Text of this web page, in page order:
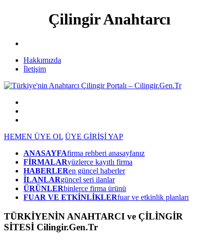
Çilingir Anahtarcı
Hakkımızda
İletişim
HEMEN ÜYE OL ÜYE GİRİŞİ YAP
ANASAYFAfirma rehberi anasayfanız
FİRMALARyüzlerce kayıtlı firma
HABERLERen güncel haberler
İLANLARgüncel seri ilanlar
ÜRÜNLERbinlerce firma ürünü
FUAR VE ETKİNLİKLERfuar ve etkinlik planları
TÜRKİYENİN ANAHTARCI ve ÇİLİNGİR
SİTESİ Cilingir.Gen.Tr